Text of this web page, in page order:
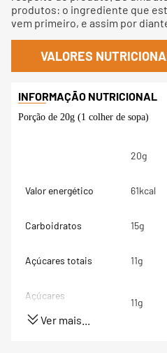
produtos: o ingrediente que
vem primeiro, e assim por
VALORES
Porção de 20g (1 colher de sopa)
20g
Valor energético 61kcal
Carboidratos 15g
Açúcares totais 11g
Açúcares
11g
Ver mais...